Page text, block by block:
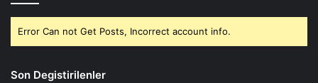
Error Can not Get Posts, Incorrect account info.
Son Degistirilenler